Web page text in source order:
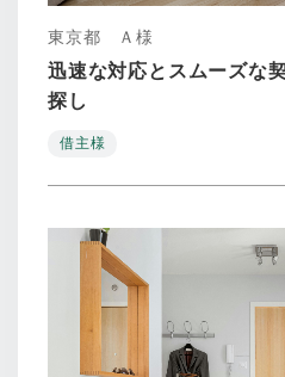
東京都 Ａ様
迅速な対応とスムーズな
探し
借主様